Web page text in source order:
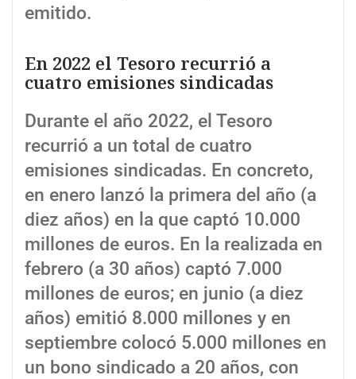
emitido.
En 2022 el Tesoro recurrió a
cuatro emisiones sindicadas
Durante el año 2022, el Tesoro
recurrió a un total de cuatro
emisiones sindicadas. En concreto,
en enero lanzó la primera del año (a
diez años) en la que captó 10.000
millones de euros. En la realizada en
febrero (a 30 años) captó 7.000
millones de euros; en junio (a diez
años) emitió 8.000 millones y en
septiembre colocó 5.000 millones en
un bono sindicado a 20 años, con